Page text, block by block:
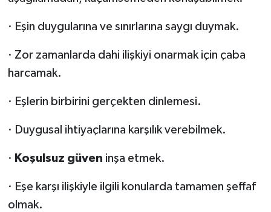
· Eşin duygularına ve sınırlarına saygı duymak.
· Zor zamanlarda dahi ilişkiyi onarmak için çaba
harcamak.
· Eşlerin birbirini gerçekten dinlemesi.
· Duygusal ihtiyaçlarına karşılık verebilmek.
· Koşulsuz güven inşa etmek.
· Eşe karşı ilişkiyle ilgili konularda tamamen şeffaf
olmak.